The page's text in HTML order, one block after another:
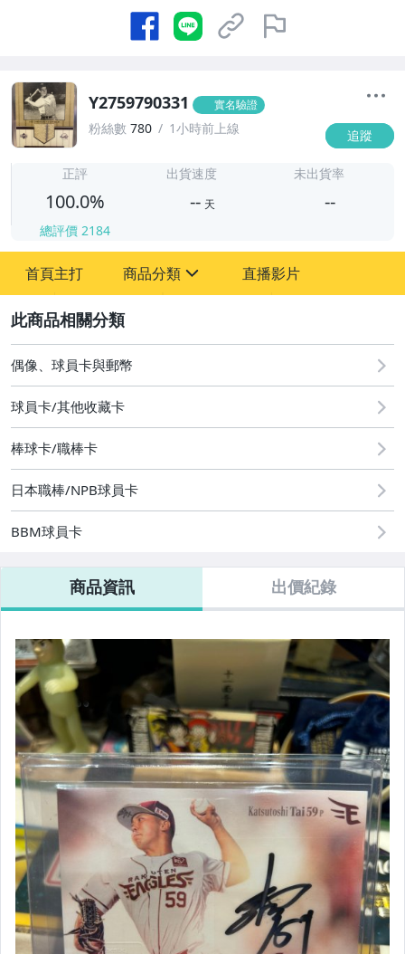
Y2759790331 實名驗證
粉絲數 780 1小時前上線 追蹤
正評
100.0%
總評價 2184
出貨速度
-- 天
未出貨率
--
首頁主打 商品分類
玩具、模型與公仔
偶像、球員卡與郵幣
直播影片
偶像、球員卡與郵幣
球員卡/其他收藏卡
棒球卡/職棒卡
日本職棒/NPB球員卡
BBM球員卡
商品資訊 出價紀錄